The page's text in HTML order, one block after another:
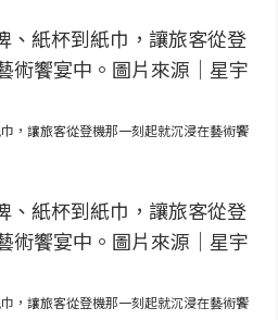
，讓旅客從登機那一刻起就沉浸在藝術饗
，讓旅客從登機那一刻起就沉浸在藝術饗